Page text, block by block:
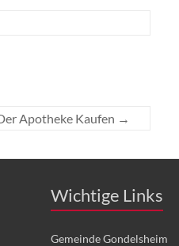
Apotheke Kaufen →
Wichtige Links
Gemeinde Gondelsheim